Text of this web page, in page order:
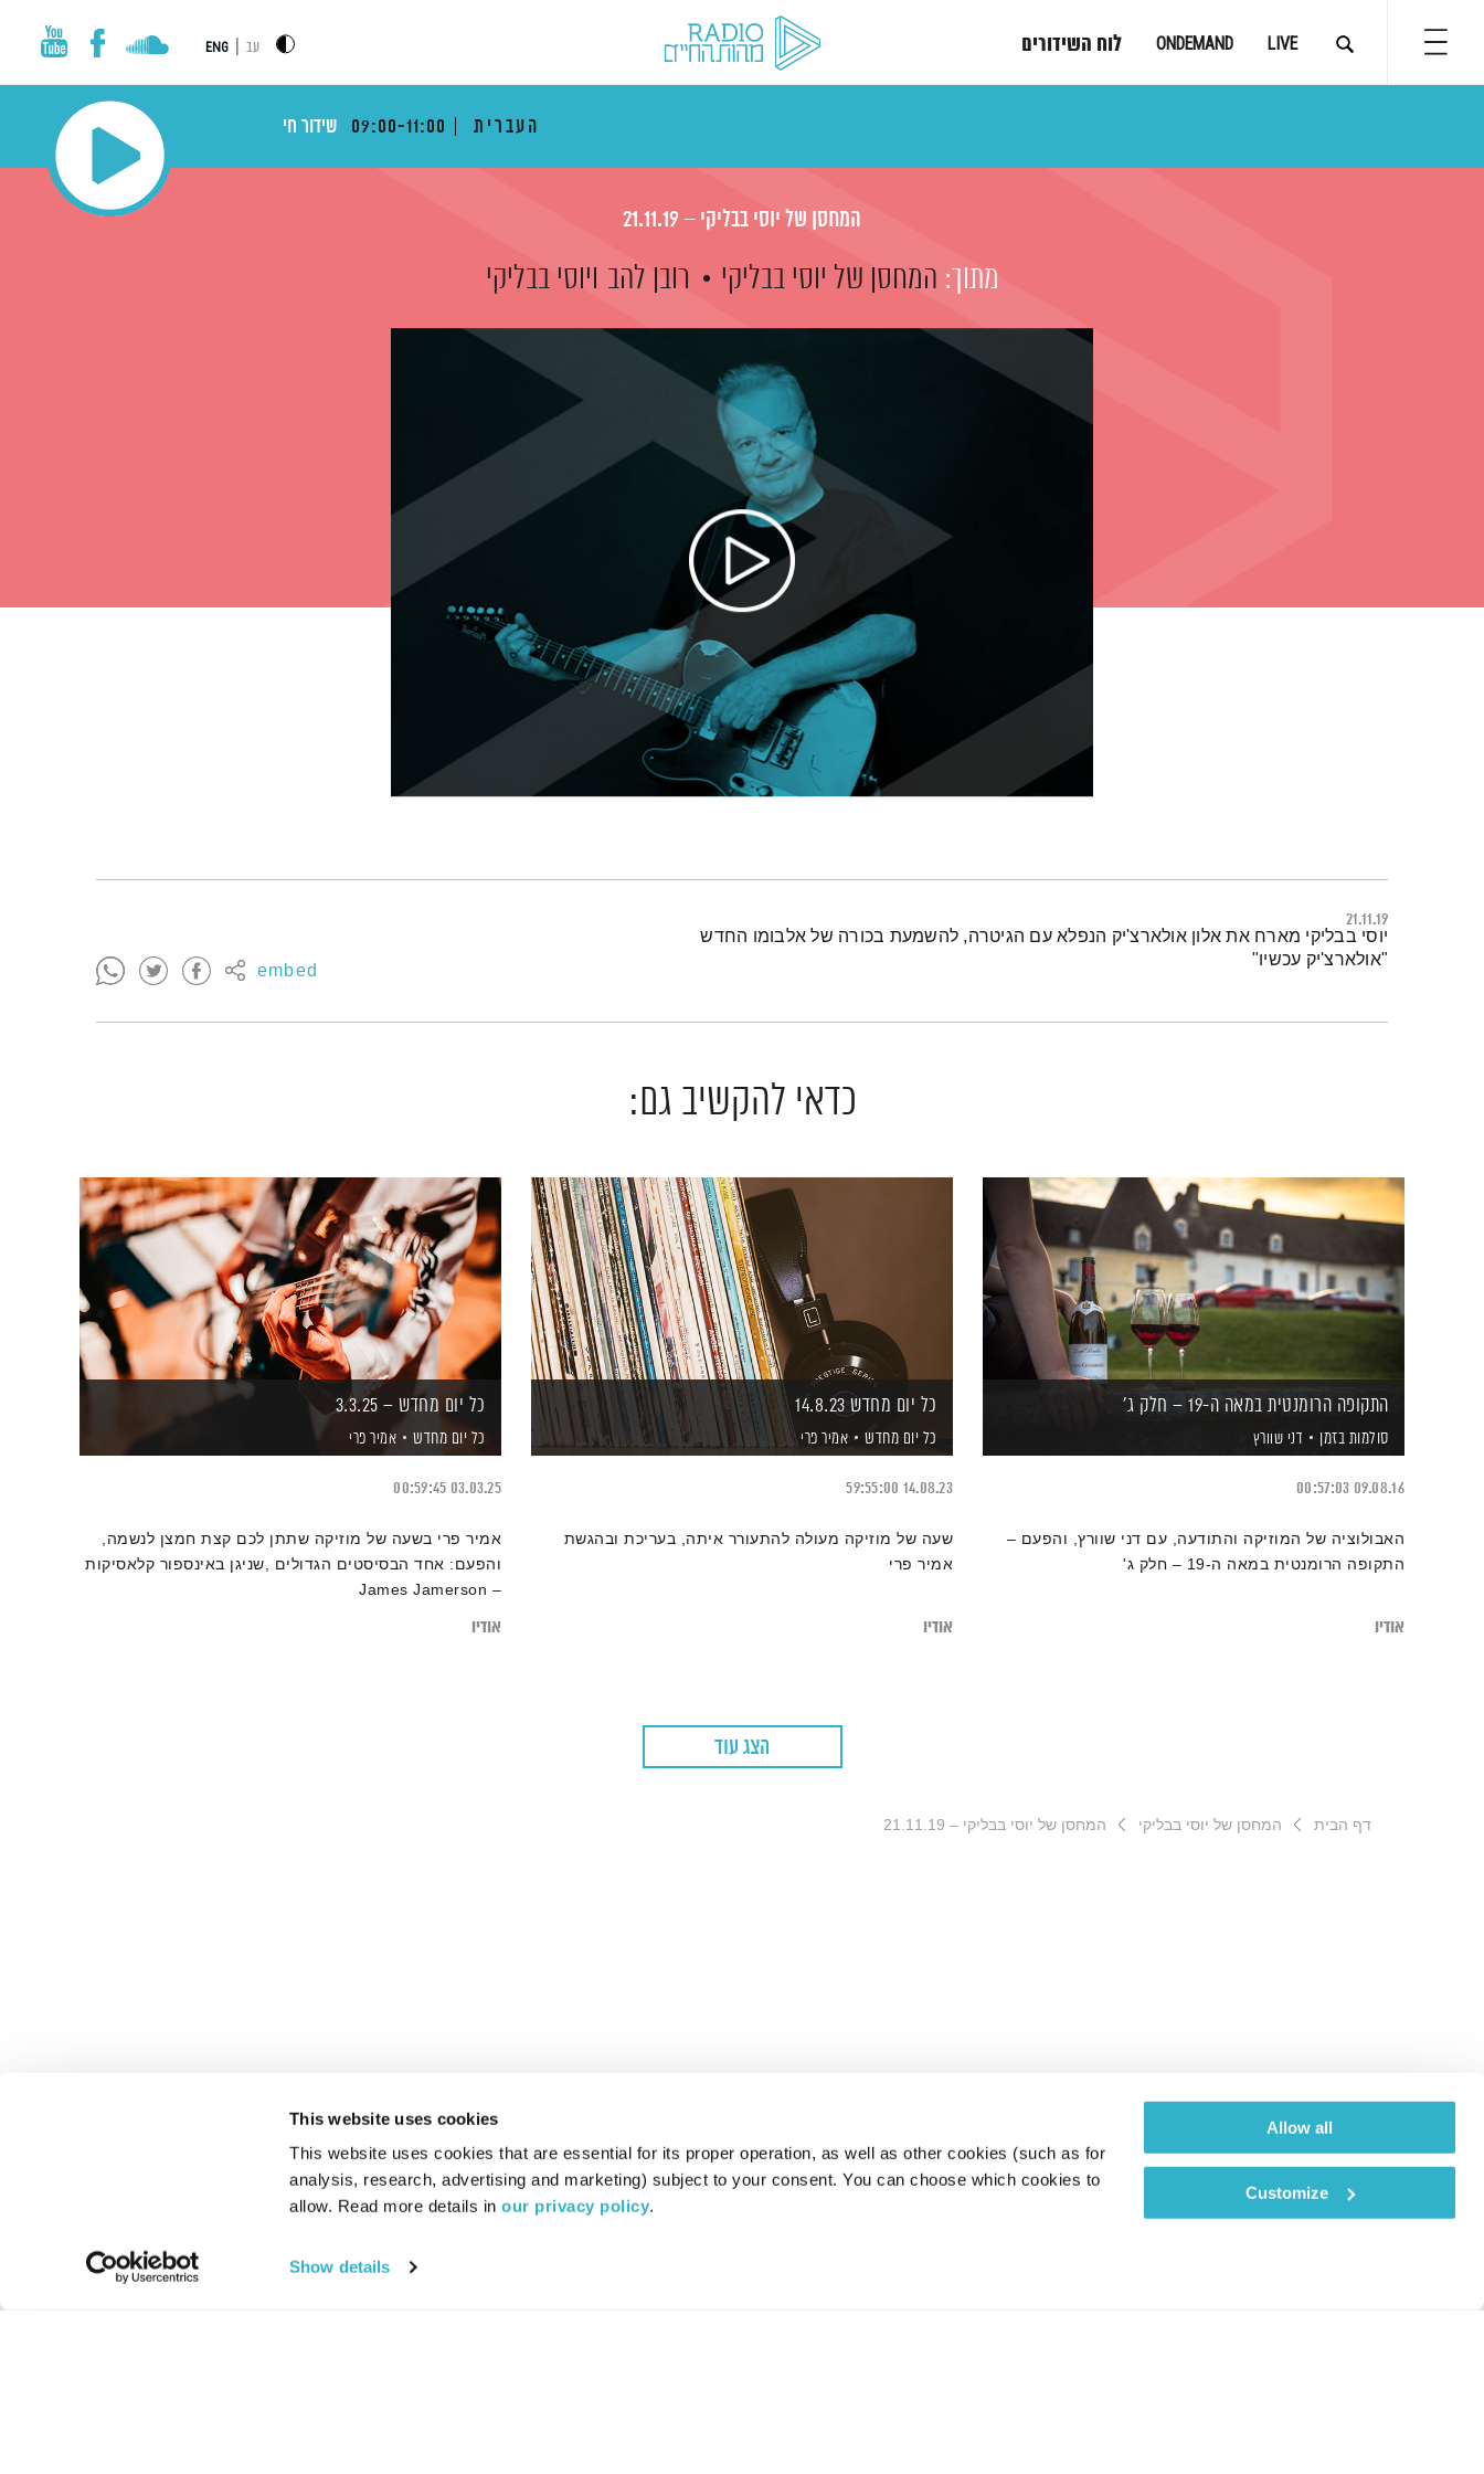
This website uses cookies
This website uses cookies that are essential for its proper operation, as well as other cookies (such as for
analysis, research, advertising and marketing) subject to your consent. You can choose which cookies to
allow. Read more details in our privacy policy.
Show details
Allow all
Customize
LIVE
ONDEMAND לוח השידורים עב ENG
העברית 09:00-11:00 שידור חי
המחסן של יוסי בבליקי – 21.11.19
מתוך: המחסן של יוסי בבליקי רובן להב ויוסי בבליקי
21.11.19
embed
תמצית הפודקאסט
יוסי בבליקי מארח את אלון אולארצ'יק הנפלא עם הגיטרה, להשמעת בכורה של אלבומו החדש
"אולארצ'יק עכשיו"
כדאי להקשיב גם:
התקופה הרומנטית במאה ה-19 – חלק ג'
סולמות בזמן דני שוורץ
09.08.16
00:57:03
האבולוציה של המוזיקה והתודעה, עם דני שוורץ, והפעם –
התקופה הרומנטית במאה ה-19 – חלק ג'
אודיו
כל יום מחדש 14.8.23
כל יום מחדש אמיר פרי
14.08.23
59:55:00
שעה של מוזיקה מעולה להתעורר איתה, בעריכת ובהגשת
אמיר פרי
אודיו
כל יום מחדש – 3.3.25
כל יום מחדש אמיר פרי
03.03.25
00:59:45
אמיר פרי בשעה של מוזיקה שתתן לכם קצת חמצן לנשמה,
והפעם: אחד הבסיסטים הגדולים ,שניגן באינספור קלאסיקות
– James Jamerson
אודיו
הצג עוד
דף הבית המחסן של יוסי בבליקי המחסן של יוסי בבליקי – 21.11.19